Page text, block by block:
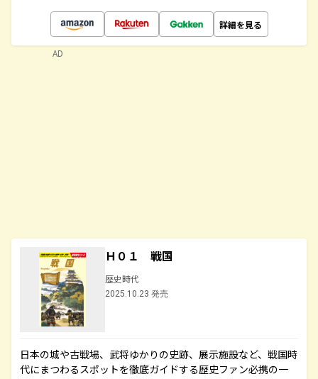
詳細を見る
Ｈ０１ 戦国
歴史時代
2025.10.23 発売
日本の城や古戦場、武将ゆかりの史跡、展示施設など、戦国時
代にまつわるスポットを徹底ガイドする歴史ファン必携の一
AD